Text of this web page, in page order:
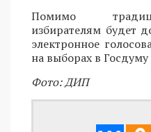
Помимо
избирателям будет
электронное
на выборах в Госдуму
Фото: ДИП